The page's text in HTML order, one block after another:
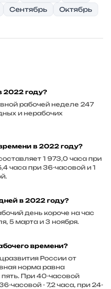
Сентябрь
Октябрь
2022 году?
рабочей неделе 247
и нерабочих
в 2022 году?
1 973,0 часа при
часа при 36-часовой и 1
в 2022 году?
день короче на час
5 марта и 3 ноября.
времени?
России от
норма равна
При 40-часовой
часовой - 7,2 часа, при 24-